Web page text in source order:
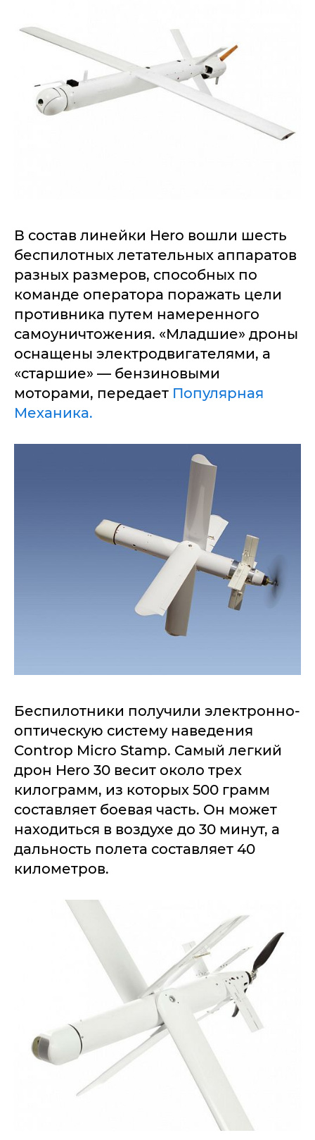
В состав линейки Hero вошли шесть
беспилотных летательных аппаратов
разных размеров, способных по
команде оператора поражать цели
противника путем намеренного
самоуничтожения. «Младшие» дроны
оснащены электродвигателями, а
«старшие» — бензиновыми
моторами, передает Популярная
Механика.
Беспилотники получили электронно-
оптическую систему наведения
Controp Micro Stamp. Самый легкий
дрон Hero 30 весит около трех
килограмм, из которых 500 грамм
составляет боевая часть. Он может
находиться в воздухе до 30 минут, а
дальность полета составляет 40
километров.